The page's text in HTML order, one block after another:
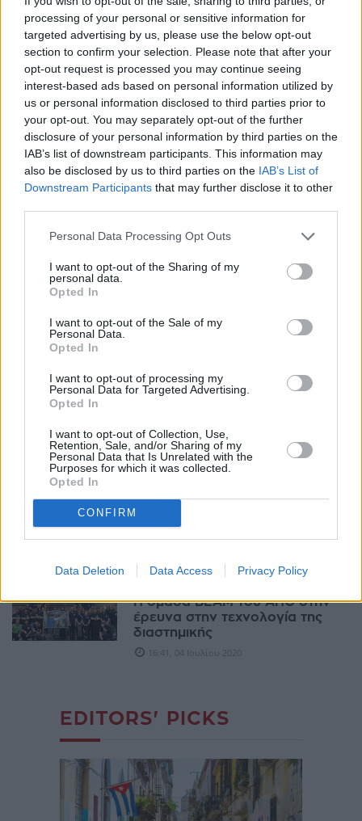
processing of your personal or sensitive information for
targeted advertising by us, please use the below opt-out
section to confirm your selection. Please note that after your
opt-out request is processed you may continue seeing
interest-based ads based on personal information utilized by
us or personal information disclosed to third parties prior to
your opt-out. You may separately opt-out of the further
disclosure of your personal information by third parties on the
IAB’s list of downstream participants. This information may
also be disclosed by us to third parties on the IAB’s List of
Downstream Participants that may further disclose it to other
Personal Data Processing Opt Outs
I want to opt-out of the Sharing of my
personal data.
Opted In
I want to opt-out of the Sale of my
Personal Data.
Opted In
I want to opt-out of processing my
Personal Data for Targeted Advertising.
Opted In
I want to opt-out of Collection, Use,
Retention, Sale, and/or Sharing of my
Personal Data that Is Unrelated with the
Purposes for which it was collected.
Opted In
CONFIRM
Data Deletion Data Access Privacy Policy
14:51, 08 Μαΐου 2023
Θεσσαλονίκη: Τη διερεύνηση
των συνθηκών της πτώσης του
φοιτητή ζήτησε ο πρύτανης του
ΑΠΘ
19:32, 18 Οκτωβρίου 2022
"Μην τρέμεις" από φοιτητές του
ΑΠΘ
TECHIN
νανοδορυφόρου AcubeSAT
TECHIN
Ομάδα του ΑΠΘ
ISS πειράματα που αλλάζουν τη
ζωή μας
TECHIN
Η ομάδα ΒΕΑΜ του ΑΠΘ στην
έρευνα στην τεχνολογία της
διαστημικής
16:41, 04 Ιουλίου 2020
EDITORS' PICKS